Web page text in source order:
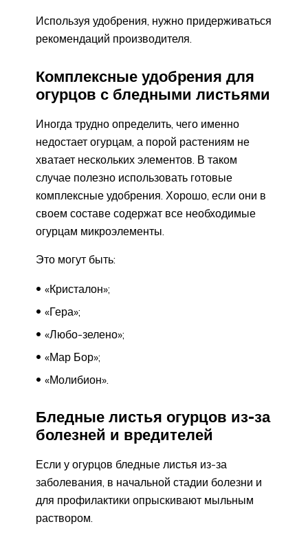
Используя удобрения, нужно придерживаться
рекомендаций производителя.
Комплексные удобрения для
огурцов с бледными листьями
Иногда трудно определить, чего именно
недостает огурцам, а порой растениям не
хватает нескольких элементов. В таком
случае полезно использовать готовые
комплексные удобрения. Хорошо, если они в
своем составе содержат все необходимые
огурцам микроэлементы.
Это могут быть:
«Кристалон»;
«Гера»;
«Любо-зелено»;
«Мар Бор»;
«Молибион».
Бледные листья огурцов из-за
болезней и вредителей
Если у огурцов бледные листья из-за
заболевания, в начальной стадии болезни и
для профилактики опрыскивают мыльным
раствором.